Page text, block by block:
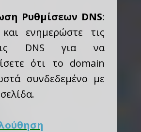
Ρυθμίσεων DNS:
και ενημερώστε τις
DNS για να
ότι το domain
συνδεδεμένο με